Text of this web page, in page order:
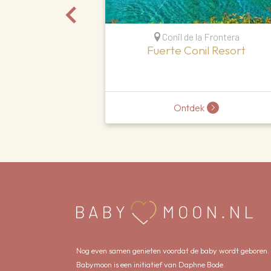
Conil de la Frontera
Fuerte Conil Resort
Ontdek
Nog even samen genieten voordat de baby wordt geboren.
Babymoon is een initiatief van Daphne Bode.